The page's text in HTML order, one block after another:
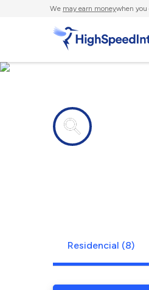
We may earn moneywhen you
Residencial (8)